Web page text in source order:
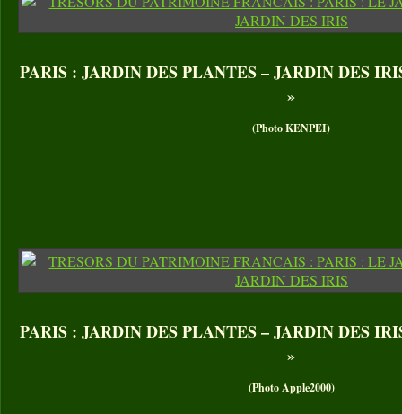
PARIS : JARDIN DES PLANTES – JARDIN DES
»
(Photo KENPEI)
PARIS : JARDIN DES PLANTES – JARDIN DES
»
(Photo Apple2000)